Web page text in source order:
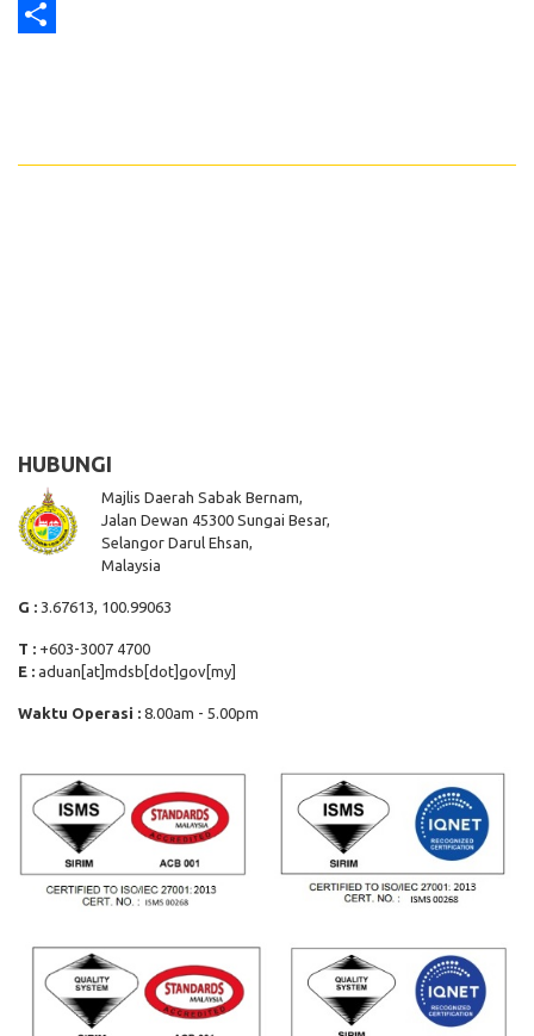
Print
HUBUNGI
Majlis Daerah Sabak Bernam,
Jalan Dewan 45300 Sungai Besar,
Selangor Darul Ehsan,
Malaysia
G : 3.67613, 100.99063
T : +603-3007 4700
E : aduan[at]mdsb[dot]gov[my]
Waktu Operasi : 8.00am - 5.00pm